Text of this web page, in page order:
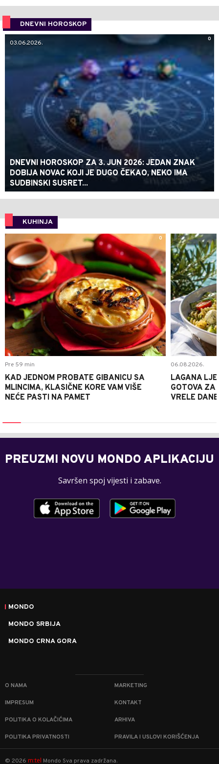
DNEVNI HOROSKOP
0
03.06.2026.
DNEVNI HOROSKOP ZA 3. JUN 2026: JEDAN ZNAK
DOBIJA NOVAC KOJI JE DUGO ČEKAO, NEKO IMA
SUDBINSKI SUSRET...
KUHINJA
0
Pre 59 min
KAD JEDNOM PROBATE GIBANICU SA
MLINCIMA, KLASIČNE KORE VAM VIŠE
NEĆE PASTI NA PAMET
06.08.2026.
LAGANA
GOTOVA ZA
VRELE DANE
PREUZMI NOVU MONDO APLIKACIJU
Savršen spoj vijesti i zabave.
MONDO
MONDO SRBIJA
MONDO CRNA GORA
O NAMA MARKETING
IMPRESUM KONTAKT
POLITIKA O KOLAČIĆIMA ARHIVA
POLITIKA PRIVATNOSTI PRAVILA I USLOVI KORIŠĆENJA
© 2026 m:tel Mondo Sva prava zadržana.